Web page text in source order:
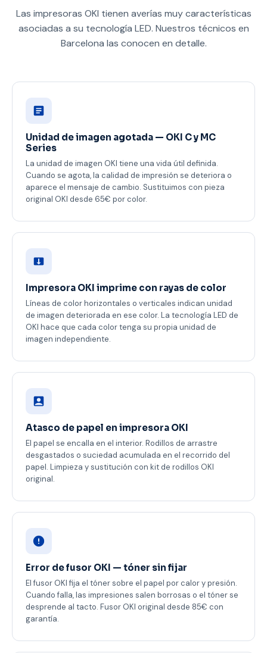
Las impresoras OKI tienen averías muy características
asociadas a su tecnología LED. Nuestros técnicos en
Barcelona las conocen en detalle.
Unidad de imagen agotada — OKI C y MC
Series
La unidad de imagen OKI tiene una vida útil definida.
Cuando se agota, la calidad de impresión se deteriora o
aparece el mensaje de cambio. Sustituimos con pieza
original OKI desde 65€ por color.
Impresora OKI imprime con rayas de color
Líneas de color horizontales o verticales indican unidad
de imagen deteriorada en ese color. La tecnología LED de
OKI hace que cada color tenga su propia unidad de
imagen independiente.
Atasco de papel en impresora OKI
El papel se encalla en el interior. Rodillos de arrastre
desgastados o suciedad acumulada en el recorrido del
papel. Limpieza y sustitución con kit de rodillos OKI
original.
Error de fusor OKI — tóner sin fijar
El fusor OKI fija el tóner sobre el papel por calor y presión.
Cuando falla, las impresiones salen borrosas o el tóner se
desprende al tacto. Fusor OKI original desde 85€ con
garantía.